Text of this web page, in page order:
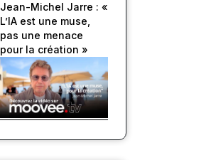
Jean-Michel Jarre : «
L’IA est une muse,
pas une menace
pour la création »